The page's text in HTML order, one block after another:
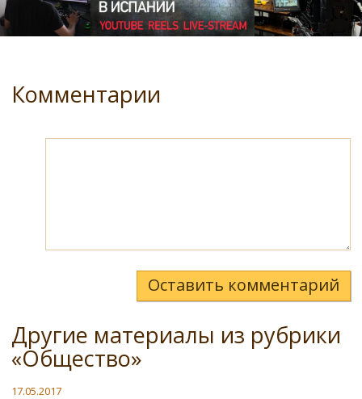
Комментарии
Оставить комментарий
Другие материалы из рубрики
«Общество»
17.05.2017